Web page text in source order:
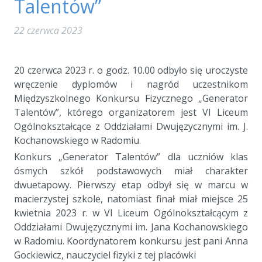
Talentów”
22 czerwca 2023
20 czerwca 2023 r. o godz. 10.00 odbyło się uroczyste
wręczenie dyplomów i nagród uczestnikom
Międzyszkolnego Konkursu Fizycznego „Generator
Talentów”, którego organizatorem jest VI Liceum
Ogólnokształcące z Oddziałami Dwujęzycznymi im. J.
Kochanowskiego w Radomiu.
Konkurs „Generator Talentów” dla uczniów klas
ósmych szkół podstawowych miał charakter
dwuetapowy. Pierwszy etap odbył się w marcu w
macierzystej szkole, natomiast finał miał miejsce 25
kwietnia 2023 r. w VI Liceum Ogólnokształcącym z
Oddziałami Dwujęzycznymi im. Jana Kochanowskiego
w Radomiu. Koordynatorem konkursu jest pani Anna
Gockiewicz, nauczyciel fizyki z tej placówki